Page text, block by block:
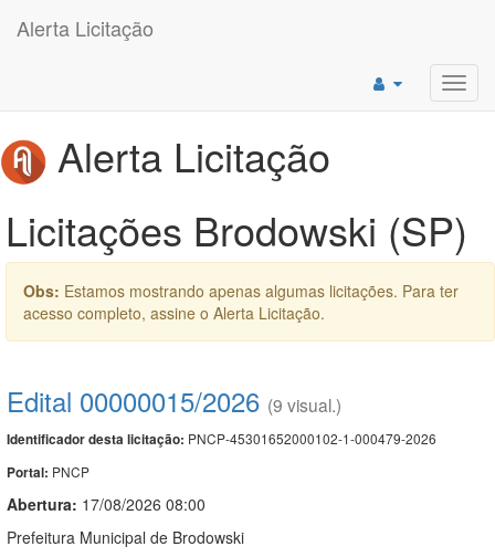
Alerta Licitação
Alerta Licitação
Licitações Brodowski (SP)
Obs: Estamos mostrando apenas algumas licitações. Para ter
acesso completo, assine o Alerta Licitação.
Edital 00000015/2026 (9 visual.)
Identificador desta licitação: PNCP-45301652000102-1-000479-2026
Portal: PNCP
Abertura: 17/08/2026 08:00
Prefeitura Municipal de Brodowski